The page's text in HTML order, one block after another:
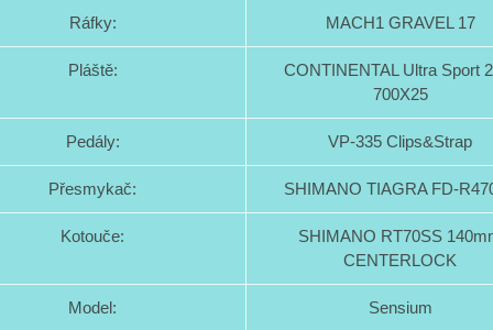
Ráfky: MACH1 GRAVEL 17
Pláště:
CONTINENTAL Ultra Sport 2
700X25
Pedály: VP-335 Clips&Strap
Přesmykač: SHIMANO TIAGRA FD-
Kotouče:
SHIMANO RT70SS
CENTERLOCK
Model: Sensium